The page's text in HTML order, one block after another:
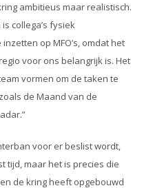
ambitieus maar realistisch.
collega’s fysiek
op MFO’s, omdat het
voor ons belangrijk is. Het
vormen om de taken te
de Maand van de
voor er beslist wordt,
tijd, maar het is precies die
de kring heeft opgebouwd